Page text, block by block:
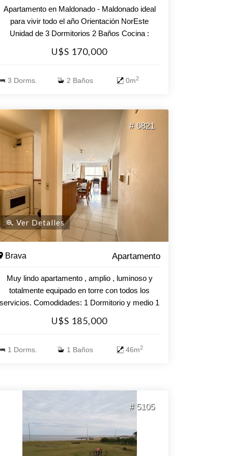
Apartamento en Maldonado - Maldonado ideal
para vivir todo el año Orientación NorEste
Unidad de 3 Dormitorios 2 Baños Cocina :
Cocina, Living Comedor Consulte con nuestros
asesores.
U$S 170,000
3 Dorms. 2 Baños 0m2
# 6821
Ver Detalles
Brava Apartamento
Muy lindo apartamento , amplio , luminoso y
totalmente equipado en torre con todos los
servicios. Comodidades: 1 Dormitorio y medio 1
Baño Cocina Living- comedor Balcón Coche
U$S 185,000
1 Dorms. 1 Baños 46m2
# 5105